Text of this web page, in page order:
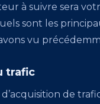
à suivre sera
sont les
vu
trafic
de